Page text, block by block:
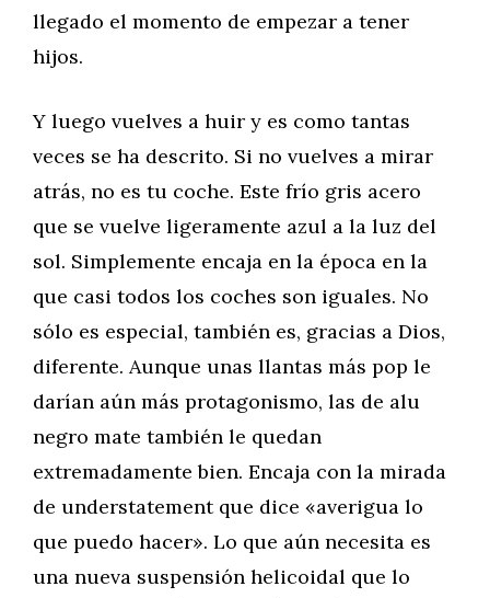
llegado el momento de empezar a tener
hijos.
Y luego vuelves a huir y es como tantas
veces se ha descrito. Si no vuelves a mirar
atrás, no es tu coche. Este frío gris acero
que se vuelve ligeramente azul a la luz del
sol. Simplemente encaja en la época en la
que casi todos los coches son iguales. No
sólo es especial, también es, gracias a Dios,
diferente. Aunque unas llantas más pop le
darían aún más protagonismo, las de alu
negro mate también le quedan
extremadamente bien. Encaja con la mirada
de understatement que dice «averigua lo
que puedo hacer». Lo que aún necesita es
una nueva suspensión helicoidal que lo